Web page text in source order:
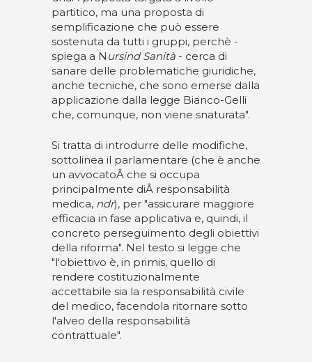
partitico, ma una proposta di
semplificazione che può essere
sostenuta da tutti i gruppi, perchè -
spiega a N ursind Sanità - cerca di
sanare delle problematiche giuridiche,
anche tecniche, che sono emerse dalla
applicazione dalla legge Bianco-Gelli
che, comunque, non viene snaturata".
Si tratta di introdurre delle modifiche,
sottolinea il parlamentare (che è anche
un avvocatoÂ che si occupa
principalmente diÂ responsabilità
medica, ndr), per "assicurare maggiore
efficacia in fase applicativa e, quindi, il
concreto perseguimento degli obiettivi
della riforma". Nel testo si legge che
"l'obiettivo è, in primis, quello di
rendere costituzionalmente
accettabile sia la responsabilità civile
del medico, facendola ritornare sotto
l'alveo della responsabilità
contrattuale".